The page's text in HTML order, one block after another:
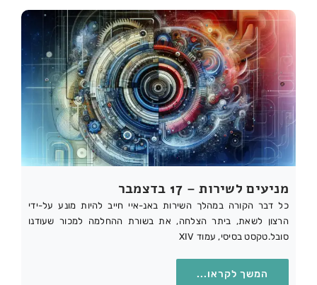
מניעים לשירות – 17 בדצמבר
כל דבר הקורה במהלך השירות באנ-איי חייב להיות מונע על-ידי
הרצון לשאת, ביתר הצלחה, את בשורת ההחלמה למכור שעודנו
סובל.טקסט בסיסי, עמוד XIV
המשך לקראו...